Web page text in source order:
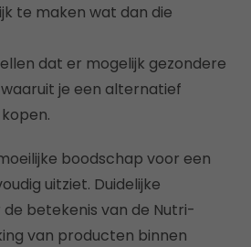
te maken wat dan die
dat er mogelijk gezondere
je een alternatief
boodschap voor een
uitziet. Duidelijke
betekenis van de Nutri-
van producten binnen